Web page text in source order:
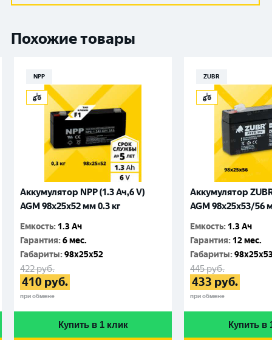
Похожие товары
NPP
Аккумулятор NPP (1.3 Ач,6 V)
AGM 98x25x52 мм 0.3 кг
Емкость: 1.3 Ач
Гарантия:6 мес.
Габариты:98x25x52
422руб.
410 руб.
при обмене
Купить в 1 клик
ZUBR
Аккумулятор
AGM 98x25x53/56
Емкость: 1.3 Ач
Гарантия: 12 мес.
Габариты:
445руб.
433 руб.
при обмене
Купить в